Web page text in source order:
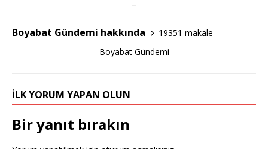
o
k
Boyabat Gündemi hakkında
19351 makale
Boyabat Gündemi
İLK YORUM YAPAN OLUN
Bir yanıt bırakın